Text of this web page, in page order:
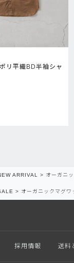
リ平織BD半袖シャ
ARRIVAL オーガニ
オーガニックマグワ
採用情報 送料